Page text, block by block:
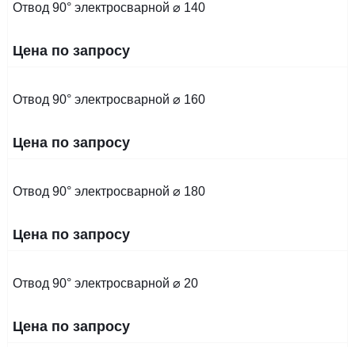
Отвод 90° электросварной ⌀ 140
Цена по запросу
Отвод 90° электросварной ⌀ 160
Цена по запросу
Отвод 90° электросварной ⌀ 180
Цена по запросу
Отвод 90° электросварной ⌀ 20
Цена по запросу